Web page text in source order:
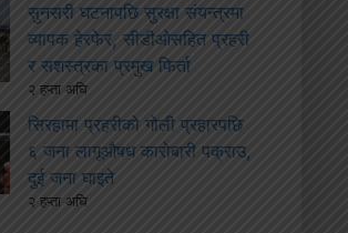
सुनसरी घटनापछि सुरक्षा संयन्त्रमा
व्यापक हेरफेर, सीडीओसहित प्रहरी
र सशस्त्रका प्रमुख फिर्ता
२ हप्ता अघि
सिरहामा प्रहरीको गोली प्रहारपछि
६ जना लागूऔषध कारोबारी पक्राउ,
दुई जना घाइते
२ हप्ता अघि